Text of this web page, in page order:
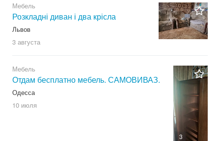
Мебель
Розкладні диван і два крісла
Львов
3 августа
3
Мебель
Отдам бесплатно мебель. САМОВИВАЗ.
Одесса
10 июля